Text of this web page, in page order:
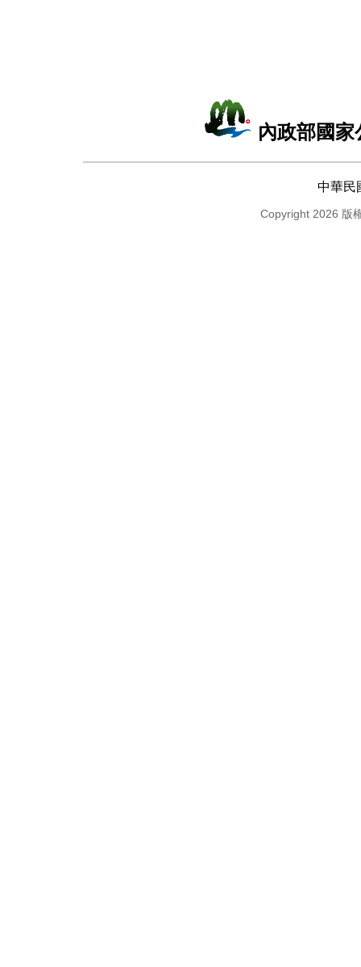
內政部國
中華民
Copyright 2026 版